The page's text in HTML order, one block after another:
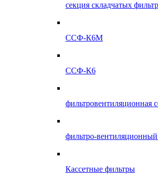
секция складчатых
ССФ-К6М
ССФ-К6
фильтро-
Кассетные фильтры